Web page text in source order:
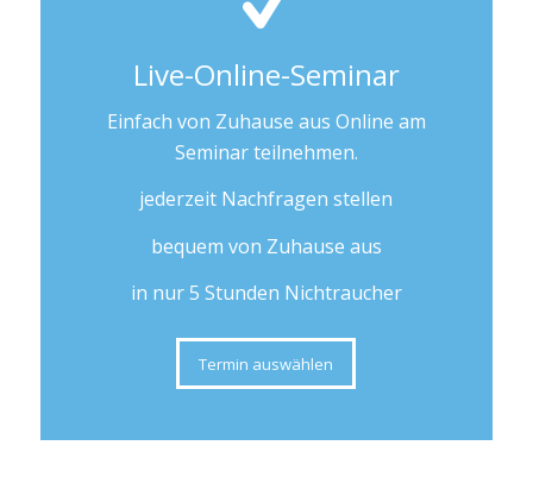
Live-Online-Seminar
Einfach von Zuhause aus Online am
Seminar teilnehmen.
jederzeit Nachfragen stellen
bequem von Zuhause aus
in nur 5 Stunden Nichtraucher
Termin auswählen